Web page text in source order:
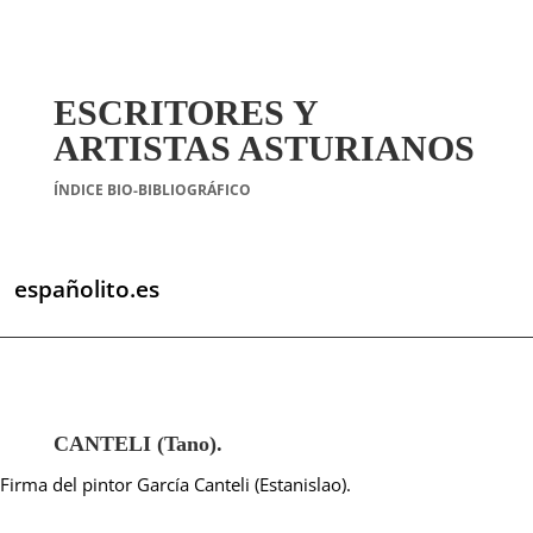
ESCRITORES Y
ARTISTAS ASTURIANOS
ÍNDICE BIO-BIBLIOGRÁFICO
españolito.es
CANTELI (Tano).
Firma del pintor García Canteli (Estanislao).